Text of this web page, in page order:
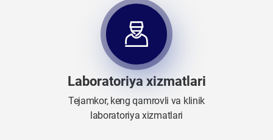
Laboratoriya xizmatlari
Tejamkor, keng qamrovli va klinik
laboratoriya xizmatlari